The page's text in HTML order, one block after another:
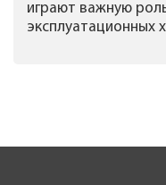
играют важную
эксплуатационных